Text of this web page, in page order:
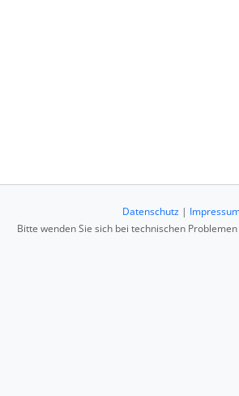
Datenschutz |
Bitte wenden Sie sich bei technischen